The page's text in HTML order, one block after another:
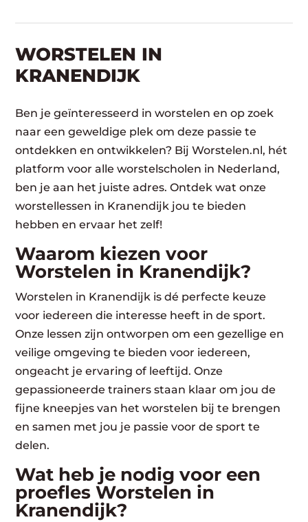
WORSTELEN​ IN
KRANENDIJK
Ben je geïnteresseerd in worstelen en op zoek
naar een geweldige plek om deze passie te
ontdekken en ontwikkelen? Bij Worstelen.nl, hét
platform voor alle worstelscholen in Nederland,
ben je aan het juiste adres. Ontdek wat onze
worstellessen in Kranendijk jou te bieden
hebben en ervaar het zelf!
Waarom kiezen voor
Worstelen in Kranendijk?
Worstelen in Kranendijk is dé perfecte keuze
voor iedereen die interesse heeft in de sport.
Onze lessen zijn ontworpen om een gezellige en
veilige omgeving te bieden voor iedereen,
ongeacht je ervaring of leeftijd. Onze
gepassioneerde trainers staan klaar om jou de
fijne kneepjes van het worstelen bij te brengen
en samen met jou je passie voor de sport te
delen.
Wat heb je nodig voor een
proefles Worstelen in
Kranendijk?